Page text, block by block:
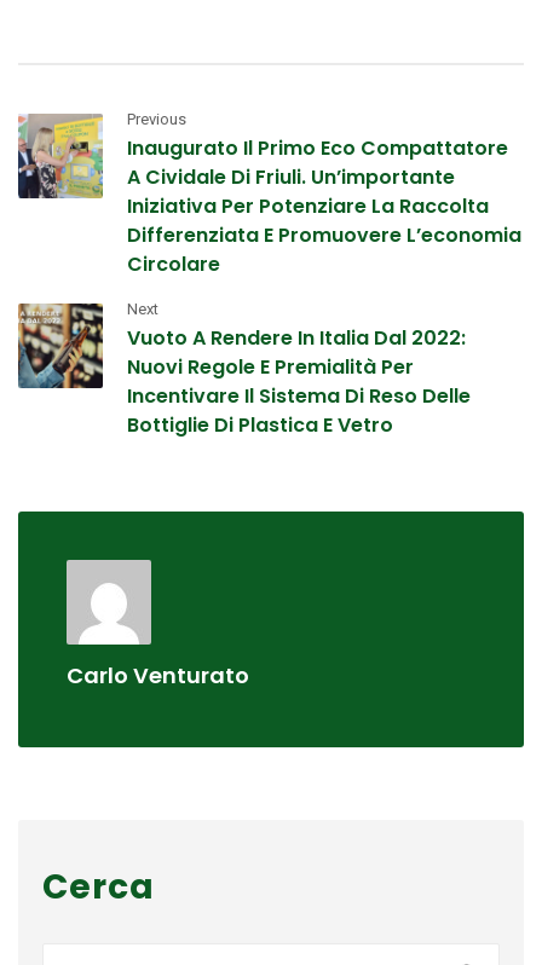
Previous
Inaugurato Il Primo Eco Compattatore
A Cividale Di Friuli. Un’importante
Iniziativa Per Potenziare La Raccolta
Differenziata E Promuovere L’economia
Circolare
Next
Vuoto A Rendere In Italia Dal 2022:
Nuovi Regole E Premialità Per
Incentivare Il Sistema Di Reso Delle
Bottiglie Di Plastica E Vetro
Carlo Venturato
Cerca